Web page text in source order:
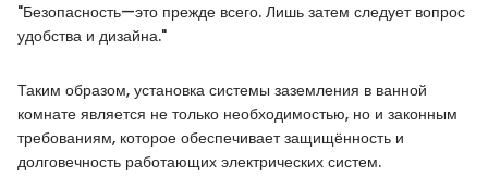
"Безопасность—это прежде всего. Лишь затем следует вопрос
удобства и дизайна."
Таким образом, установка системы заземления в ванной
комнате является не только необходимостью, но и законным
требованиям, которое обеспечивает защищённость и
долговечность работающих электрических систем.